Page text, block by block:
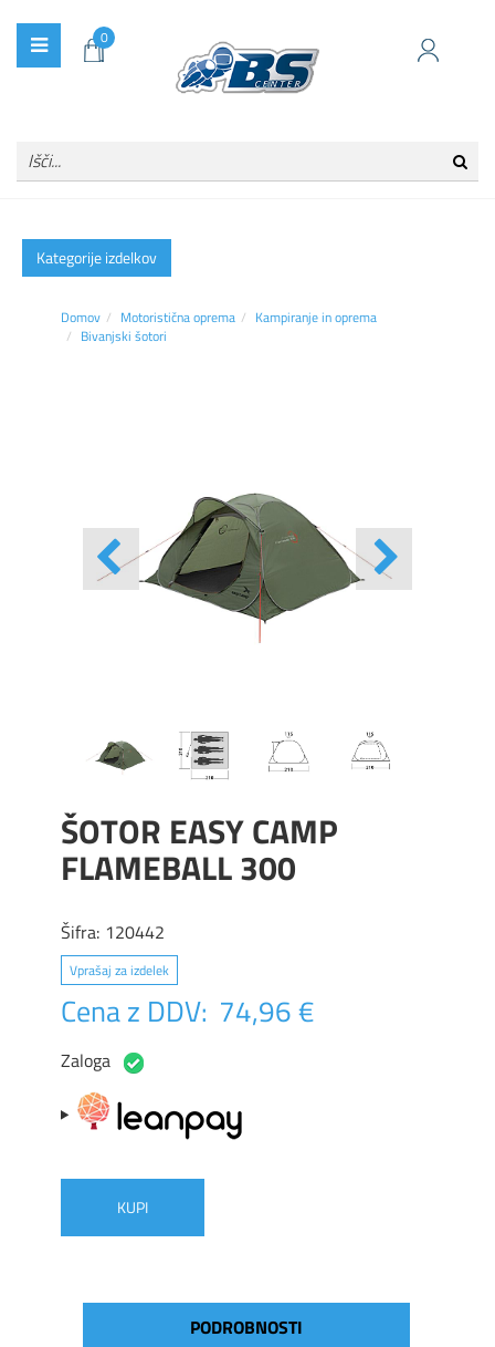
0
Kategorije izdelkov
Domov Motoristična oprema
Kampiranje in oprema
Bivanjski šotori
ŠOTOR EASY CAMP
FLAMEBALL 300
Šifra: 120442
Vprašaj za izdelek
Cena z DDV: 74,96 €
Zaloga
KUPI
PODROBNOSTI